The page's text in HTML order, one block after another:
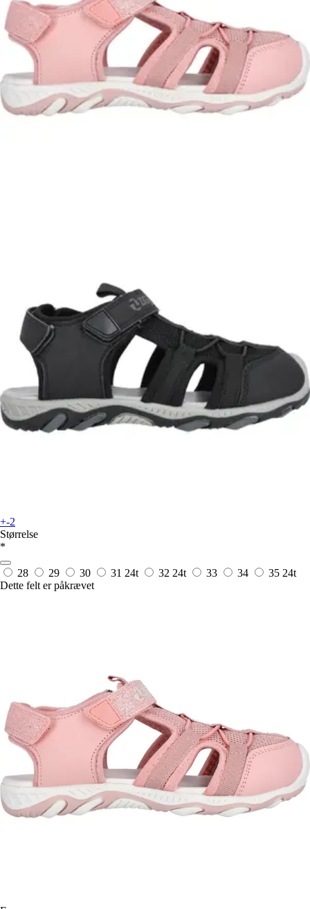
+-2
Størrelse
*
28 29 30 31 24t 32 24t 33 34 35 24t
Dette felt er påkrævet